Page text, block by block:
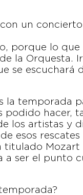
un concierto
porque lo que
la Orquesta.
se escuchará
la temporada
podido hacer,
los artistas y
esos rescates
titulado Mozart
a ser el punto